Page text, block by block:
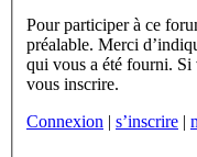
Pour participer à ce forum, vous devez vous enregistrer au
préalable. Merci d’indiquer ci-dessous l’identifiant personnel
qui vous a été fourni. Si vous n’êtes pas enregistré, vous devez
vous inscrire.
Connexion | s’inscrire |